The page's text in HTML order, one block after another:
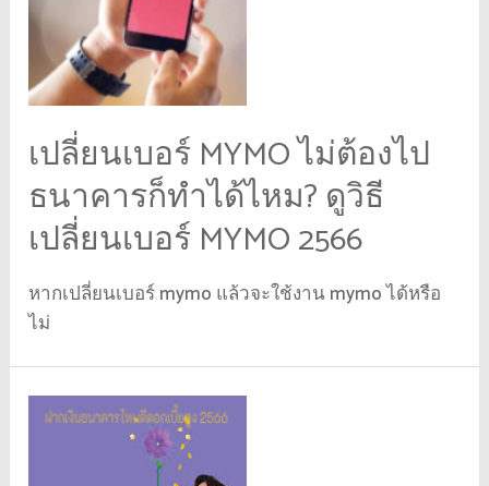
เปลี่ยนเบอร์ MYMO ไม่ต้องไป
ธนาคารก็ทำได้ไหม? ดูวิธี
เปลี่ยนเบอร์ MYMO 2566
หากเปลี่ยนเบอร์ mymo แล้วจะใช้งาน mymo ได้หรือ
ไม่